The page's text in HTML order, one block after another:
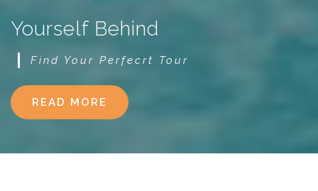
Yourself Behind
Find Your Perfecrt Tour
READ MORE